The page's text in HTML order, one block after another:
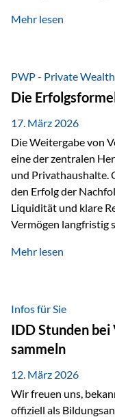
der steuerliche
strukturierte,
Kontrolle vollständig
Abschmelzung mit
Private Wealth Police…
Mehr lesen
PWP - Private
Die
17. März 2026
Die Weitergabe von
eine der zentralen
und Privathaushalte.
den Erfolg der
Liquidität und klare
Vermögen langfristig
„Erfolgsformel
Vermögensschutz
Warum klassische
Vermögen werden
Problemen führen:
zwischen Erben
Mehr lesen
Infos für Sie
IDD Stunden
sammeln
12. März 2026
Wir freuen uns,
offiziell als